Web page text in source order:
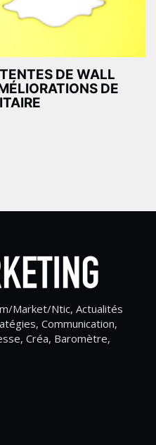
DE WALL
DE
Market/Ntic, Actualités
Communication,
Créa, Baromètre,